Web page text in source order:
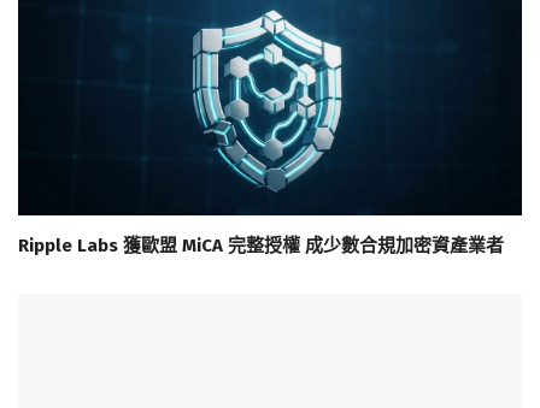
Ripple Labs 獲歐盟 MiCA 完整授權 成少數合規加密資產業者